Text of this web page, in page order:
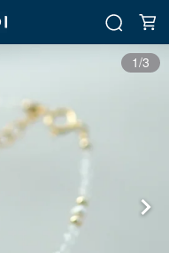
1/3